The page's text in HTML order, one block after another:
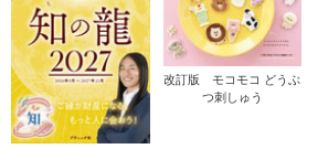
改訂版 モコモコ どうぶ
つ刺しゅう